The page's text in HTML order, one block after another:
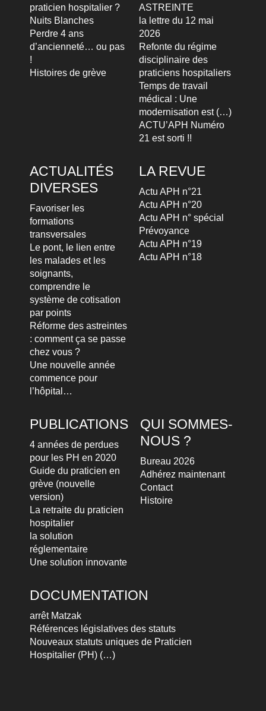
praticien hospitalier ?
Nuits Blanches
Perdre 4 ans
d’ancienneté… ou pas
!
Histoires de grève
ASTREINTE
la lettre du 12 mai
2026
Refonte du régime
disciplinaire des
praticiens hospitaliers
Temps de travail
médical : Une
modernisation est (…)
ACTU’APH Numéro
21 est sorti !!
ACTUALITÉS
DIVERSES
Favoriser les
formations
transversales
Le pont, le lien entre
les malades et les
soignants,
comprendre le
système de cotisation
par points
Réforme des astreintes
: comment ça se passe
chez vous ?
Une nouvelle année
commence pour
l’hôpital…
LA REVUE
Actu APH n°21
Actu APH n°20
Actu APH n° spécial
Prévoyance
Actu APH n°19
Actu APH n°18
PUBLICATIONS
4 années de perdues
pour les PH en 2020
Guide du praticien en
grève (nouvelle
version)
La retraite du praticien
hospitalier
la solution
réglementaire
Une solution innovante
QUI SOMMES-
NOUS ?
Bureau 2026
Adhérez maintenant
Contact
Histoire
DOCUMENTATION
arrêt Matzak
Références législatives des statuts
Nouveaux statuts uniques de Praticien
Hospitalier (PH) (…)